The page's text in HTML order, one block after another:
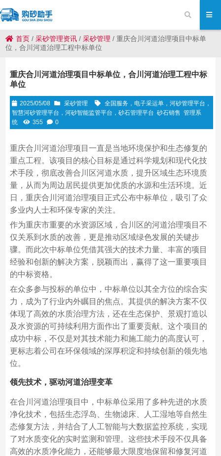
首页 /采砂管理资讯 /采砂管理 /重庆合川河道治理项目中标单
位，合川河道治理工程中标单位
重庆合川河道治理项目中标单位，合川河道治理工程中标
单位
2025/05/08 采砂管理
全国服务，电子采运单，河砂管理平台，
智慧河砂管理平台，河砂智能监管平台，砂石管理平台 砂石销售 管理系
统
355 0
重庆合川河道治理项目一直是当地环境保护和生态修复的
重点工程。该项目的核心目标是通过科学规划和现代化技
术手段，彻底改善合川区河道水质，提升区域生态环境质
量，从而为周边居民提供更加优质的水源和生活环境。近
日，重庆合川河道治理项目正式公布中标单位，吸引了众
多业内人士和环保专家的关注。
作为重庆市重要的水资源区域，合川区的河道治理项目不
仅关系到水质的改善，更是推动区域绿色发展的关键步
骤。而此次中标单位凭借其强大的技术力量、丰富的项目
经验和创新的解决方案，脱颖而出，赢得了这一重要项目
的中标资格。
在众多参与投标的单位中，中标单位以其全方位的综合实
力，成为了行业内外瞩目的焦点。其提供的解决方案不仅
体现了高效的水质治理方法，还在生态保护、景观打造以
及水资源的可持续利用方面作出了重要贡献。这个项目的
成功中标，不仅是对其技术能力和施工能力的高度认可，
更标志着公司在环保领域的深厚积淀和持续创新的领先地
位。
领先技术，驱动河道治理变革
在合川河道治理项目中，中标单位采用了多种先进的水质
净化技术，包括生态浮岛、生物滤床、人工湿地等自然生
态修复方法，并结合了人工智能与大数据监控系统，实现
了对水质变化的实时监测和管理。这些技术手段不仅具备
高效的水质净化能力，还能够最大限度地保留和修复河道